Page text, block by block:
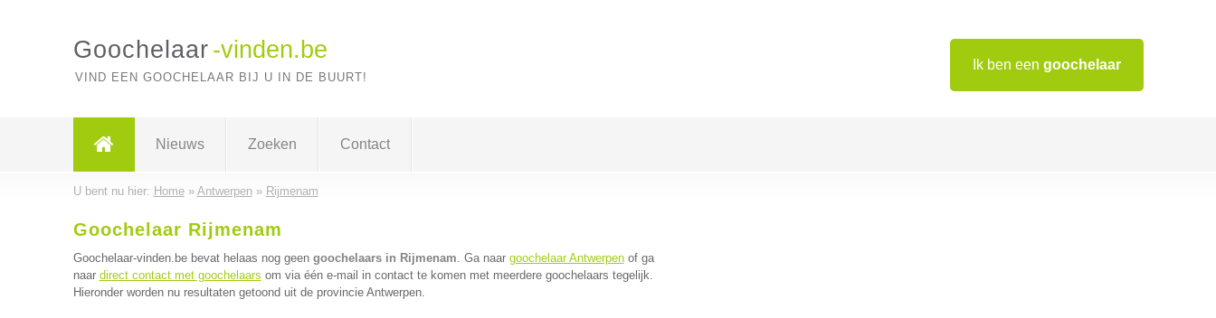
Ik ben een goochelaar
Goochelaar -vinden.be
VIND EEN GOOCHELAAR BIJ U IN DE BUURT!
Nieuws Zoeken Contact
U bent nu hier: Home» Antwerpen» Rijmenam
Goochelaar Rijmenam
Goochelaar-vinden.be bevat helaas nog geen goochelaars in Rijmenam. Ga naar goochelaar Antwerpenof ga
naar direct contact met goochelaars om via één e-mail in contact te komen met meerdere goochelaars tegelijk.
Hieronder worden nu resultaten getoond uit de provincie Antwerpen.